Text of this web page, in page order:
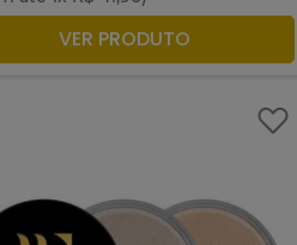
ADICIONAR À SACOLA
VER PRODUTO